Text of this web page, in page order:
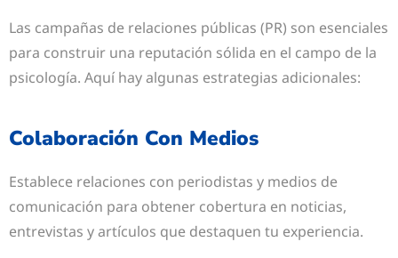
Las campañas de relaciones públicas (PR) son esenciales
para construir una reputación sólida en el campo de la
psicología. Aquí hay algunas estrategias adicionales:
Colaboración Con Medios
Establece relaciones con periodistas y medios de
comunicación para obtener cobertura en noticias,
entrevistas y artículos que destaquen tu experiencia.